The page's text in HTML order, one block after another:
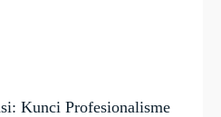
Kunci Profesionalisme